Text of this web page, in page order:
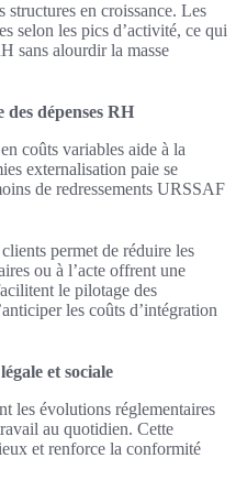
en croissance. Les
selon les pics d’activité, ce qui
sans alourdir la masse
dépenses RH
coûts variables aide à la
externalisation paie se
de redressements URSSAF
permet de réduire les
ou à l’acte offrent une
le pilotage des
les coûts d’intégration
et sociale
les évolutions réglementaires
au quotidien. Cette
et renforce la conformité